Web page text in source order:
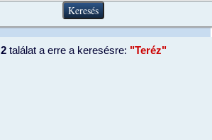
2találat a erre a keresésre: "Teréz"